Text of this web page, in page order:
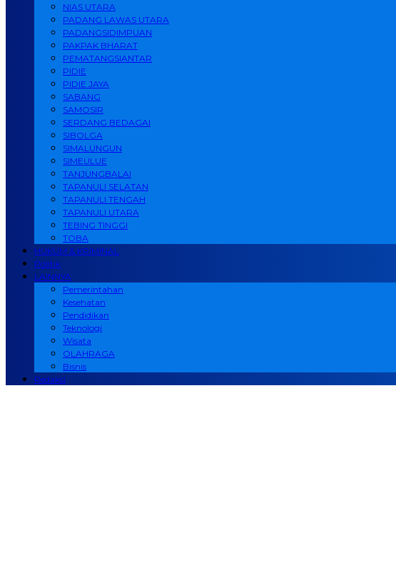
NIAS UTARA
PADANG LAWAS UTARA
PADANGSIDIMPUAN
PAKPAK BHARAT
PEMATANGSIANTAR
PIDIE
PIDIE JAYA
SABANG
SAMOSIR
SERDANG BEDAGAI
SIBOLGA
SIMALUNGUN
SIMEULUE
TANJUNGBALAI
TAPANULI SELATAN
TAPANULI TENGAH
TAPANULI UTARA
TEBING TINGGI
TOBA
HUKUM & KRIMINAL
Politik
LAINNYA
Pemerintahan
Kesehatan
Pendidikan
Teknologi
Wisata
OLAHRAGA
Bisnis
Redaksi